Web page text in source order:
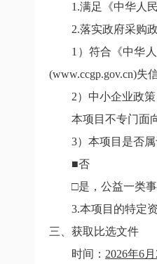
1.满足《中华人
2.落实政府采购
1 ）符合《中华
(www.ccgp.gov.cn)失
2）中小企业政策
本项目不专门面
3）本项目是否
■否
□是，公益一类
3.本项目的特定
三、获取比选文件
时间： 2026年6月